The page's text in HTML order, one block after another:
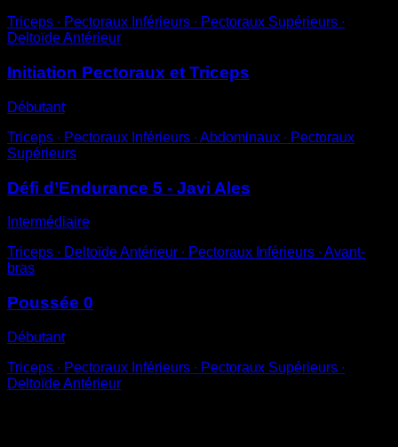
Triceps ∙ Pectoraux Inférieurs ∙ Pectoraux Supérieurs ∙
Deltoïde Antérieur
Initiation Pectoraux et Triceps
Débutant
Triceps ∙ Pectoraux Inférieurs ∙ Abdominaux ∙ Pectoraux
Supérieurs
Défi d’Endurance 5 - Javi Ales
Intermédiaire
Triceps ∙ Deltoïde Antérieur ∙ Pectoraux Inférieurs ∙ Avant-
bras
Poussée 0
Débutant
Triceps ∙ Pectoraux Inférieurs ∙ Pectoraux Supérieurs ∙
Deltoïde Antérieur